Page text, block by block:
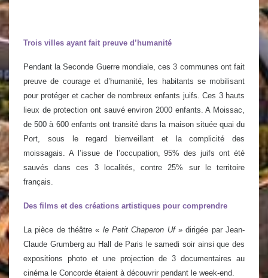
Trois villes ayant fait preuve d’humanité
Pendant la Seconde Guerre mondiale, ces 3 communes ont fait
preuve de courage et d’humanité, les habitants se mobilisant
pour protéger et cacher de nombreux enfants juifs. Ces 3 hauts
lieux de protection ont sauvé environ 2000 enfants. A Moissac,
de 500 à 600 enfants ont transité dans la maison située quai du
Port, sous le regard bienveillant et la complicité des
moissagais. A l’issue de l’occupation, 95% des juifs ont été
sauvés dans ces 3 localités, contre 25% sur le territoire
français.
Des films et des créations artistiques pour comprendre
La pièce de théâtre « le Petit Chaperon Uf» dirigée par Jean-
Claude Grumberg au Hall de Paris le samedi soir ainsi que des
expositions photo et une projection de 3 documentaires au
cinéma le Concorde étaient à découvrir pendant le week-end.